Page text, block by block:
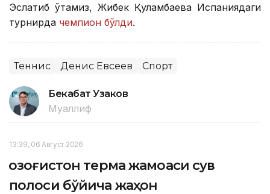
Эслатиб ўтамиз, Жибек Қуламбаева Испаниядаги
турнирда чемпион бўлди.
Теннис Денис Евсеев Спорт
Бекабат Узаков
Муаллиф
13:39, 06 Август 2026
Қозоғистон терма жамоаси сув
полоси бўйича жаҳон